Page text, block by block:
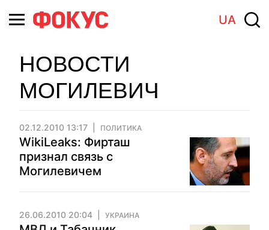
UA
НОВОСТИ
МОГИЛЕВИЧ
02.12.2010 13:17 ПОЛИТИКА
WikiLeaks: Фирташ
признал связь с
Могилевичем
26.06.2010 20:04 УКРАИНА